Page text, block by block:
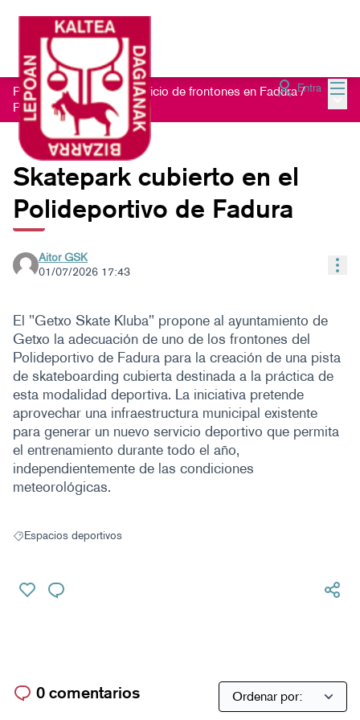
Entra
Proceso participativo edificio de frontones en Fadura /
Propuestas
Skatepark cubierto en el
Polideportivo de Fadura
Aitor GSK
01/07/2026 17:43
El "Getxo Skate Kluba" propone al ayuntamiento de
Getxo la adecuación de uno de los frontones del
Polideportivo de Fadura para la creación de una pista
de skateboarding cubierta destinada a la práctica de
esta modalidad deportiva. La iniciativa pretende
aprovechar una infraestructura municipal existente
para generar un nuevo servicio deportivo que permita
el entrenamiento durante todo el año,
independientemente de las condiciones
meteorológicas.
Resultados al filtrar por: Espacios deportivos
Espacios deportivos
0 comentarios